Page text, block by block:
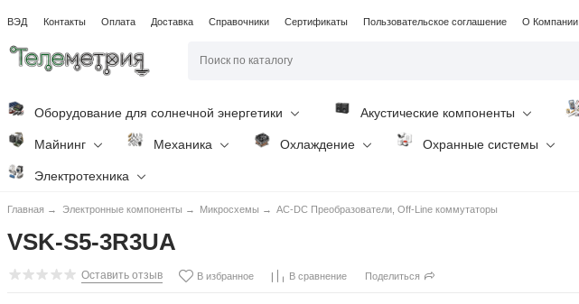
ВЭД Контакты Оплата Доставка Справочники Сертификаты Пользовательское соглашение О Компании
Оборудование для солнечной энергетики Акустические компоненты
Майнинг Механика Охлаждение Охранные системы
Электротехника
Главная → Электронные компоненты → Микросхемы → AC-DC Преобразователи, Off-Line коммутаторы
VSK-S5-3R3UA
Оставить отзыв В избранное В сравнение Поделиться